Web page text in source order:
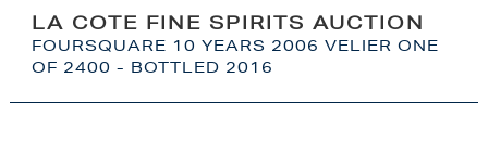
LA COTE FINE SPIRITS AUCTION
FOURSQUARE 10 YEARS 2006 VELIER ONE
OF 2400 - BOTTLED 2016